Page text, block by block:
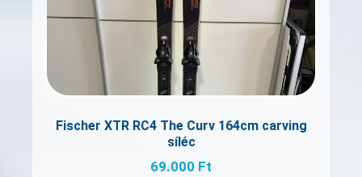
Fischer XTR RC4 The Curv 164cm carving
síléc
69.000 Ft